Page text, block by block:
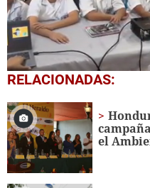
0
seconds
1
minute,
18
seconds
RELACIONADAS:
el